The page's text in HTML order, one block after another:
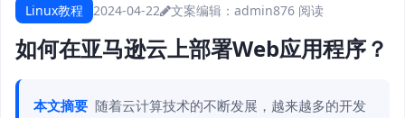
Linux教程 2024-04-22 文案编辑：admin876 阅读
如何在亚马逊云上部署Web应用程序？
本文摘要 随着云计算技术的不断发展，越来越多的开发